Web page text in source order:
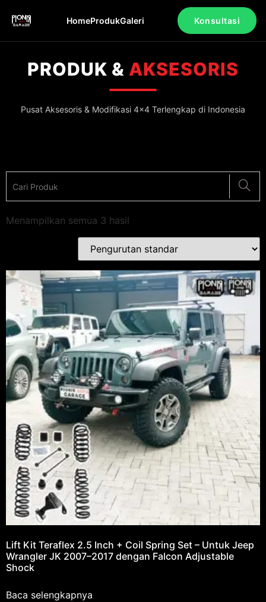
HomeProdukGaleri Konsultasi
PRODUK & AKSESORIS
Pusat Aksesoris & Modifikasi 4x4 Terlengkap di Indonesia
Menampilkan semua 3 hasil
Lift Kit Teraflex 2.5 Inch + Coil Spring Set – Untuk Jeep
Wrangler JK 2007–2017 dengan Falcon Adjustable
Shock
Baca selengkapnya